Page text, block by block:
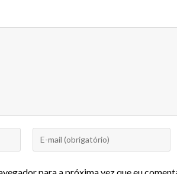
para a próxima vez que eu